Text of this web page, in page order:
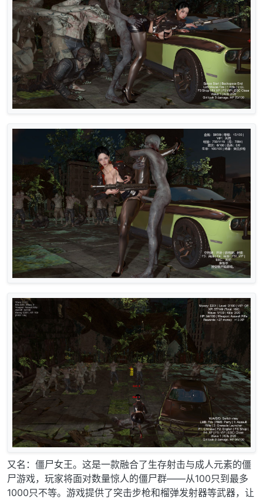
又名：僵尸女王。这是一款融合了生存射击与成人元素的僵
尸游戏，玩家将面对数量惊人的僵尸群——从100只到最多
1000只不等。游戏提供了突击步枪和榴弹发射器等武器，让